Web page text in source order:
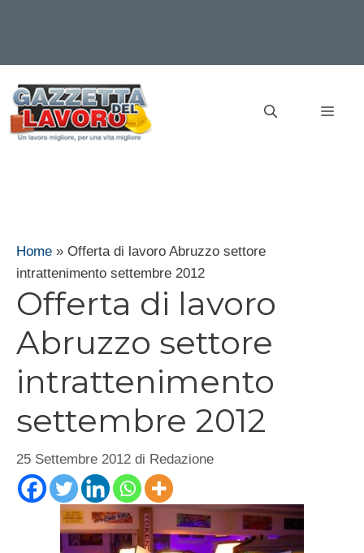
contenuto
Home » Offerta di lavoro Abruzzo settore
intrattenimento settembre 2012
Offerta di lavoro
Abruzzo settore
intrattenimento
settembre 2012
25 Settembre 2012 di Redazione